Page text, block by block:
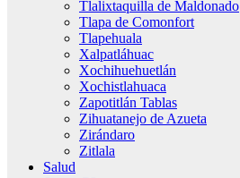
Tlalixtaquilla de Maldonado
Tlapa de Comonfort
Tlapehuala
Xalpatláhuac
Xochihuehuetlán
Xochistlahuaca
Zapotitlán Tablas
Zihuatanejo de Azueta
Zirándaro
Zitlala
Salud